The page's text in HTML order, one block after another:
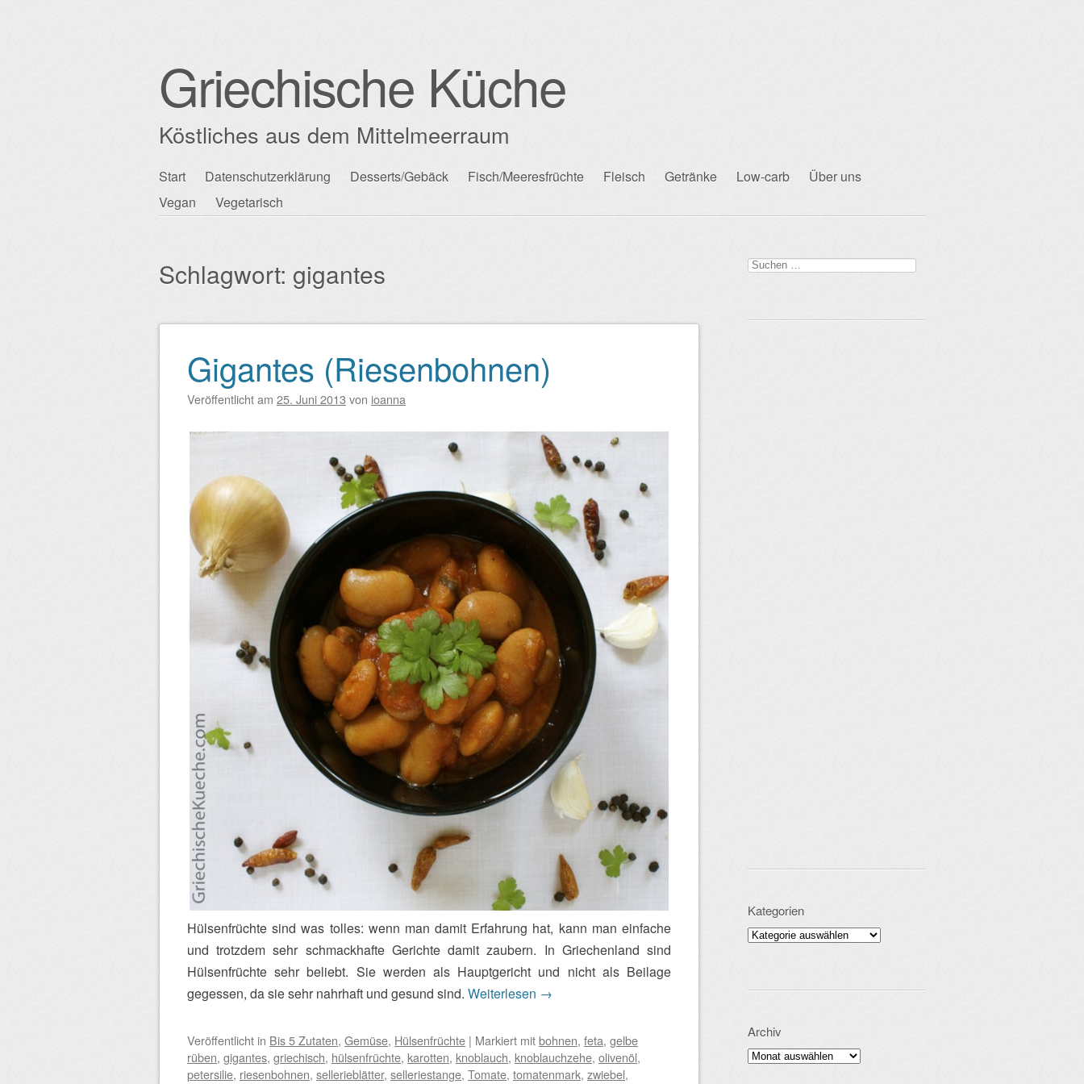
Griechische Küche
Köstliches aus dem Mittelmeerraum
Hauptmenü
Zum
Inhalt
Start Datenschutzerklärung Desserts/Gebäck Fisch/Meeresfrüchte Fleisch Getränke Low-carb
Über uns
Vegan
Vegetarisch
Schlagwort: gigantes
Beitragsnavigation
Gigantes (Riesenbohnen)
Veröffentlicht am 25. Juni 2013 von ioanna
Hülsenfrüchte sind was tolles: wenn man damit Erfahrung hat, kann man einfache
und trotzdem sehr schmackhafte Gerichte damit zaubern. In Griechenland sind
Hülsenfrüchte sehr beliebt. Sie werden als Hauptgericht und nicht als Beilage
gegessen, da sie sehr nahrhaft und gesund sind. Weiterlesen →
Veröffentlicht in Bis 5 Zutaten, Gemüse, Hülsenfrüchte | Markiert mitbohnen, feta, gelbe
rüben, gigantes, griechisch, hülsenfrüchte, karotten, knoblauch, knoblauchzehe, olivenöl,
petersilie, riesenbohnen, sellerieblätter, selleriestange, Tomate, tomatenmark, zwiebel,
Suchen
nach:
Kategorien
Kategorien
Archiv
Archiv